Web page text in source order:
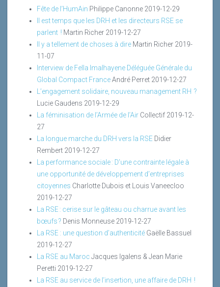
Fête de l’HumAin Philippe Canonne 2019-12-29
Il est temps que les DRH et les directeurs RSE se
parlent ! Martin Richer 2019-12-27
Il y a tellement de choses à dire Martin Richer 2019-
11-07
Interview de Fella Imalhayene Déléguée Générale du
Global Compact FranceAndré Perret 2019-12-27
L’engagement solidaire, nouveau management RH ?
Lucie Gaudens 2019-12-29
La féminisation de l’Armée de l’Air Collectif 2019-12-
27
La longue marche du DRH vers la RSE Didier
Rembert 2019-12-27
La performance sociale : D’une contrainte légale à
une opportunité de développement d’entreprises
citoyennes Charlotte Dubois et Louis Vaneecloo
2019-12-27
La RSE : cerise sur le gâteau ou charrue avant les
bœufs ? Denis Monneuse 2019-12-27
La RSE : une question d’authenticité Gaëlle Bassuel
2019-12-27
La RSE au Maroc Jacques Igalens & Jean Marie
Peretti 2019-12-27
La RSE au service de l’insertion, une affaire de DRH !